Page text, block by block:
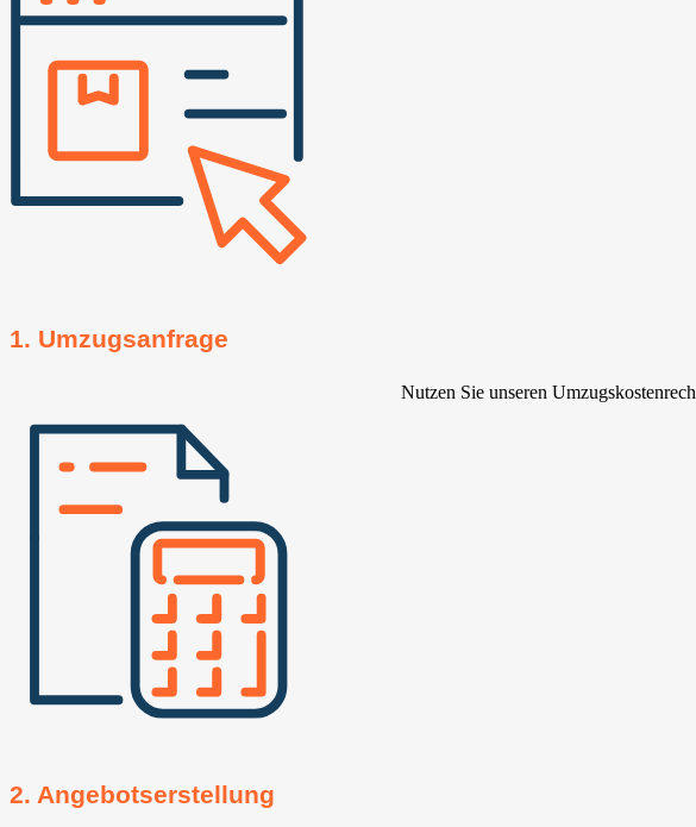
1. Umzugsanfrage
Nutzen Sie unseren
2. Angebotserstellung